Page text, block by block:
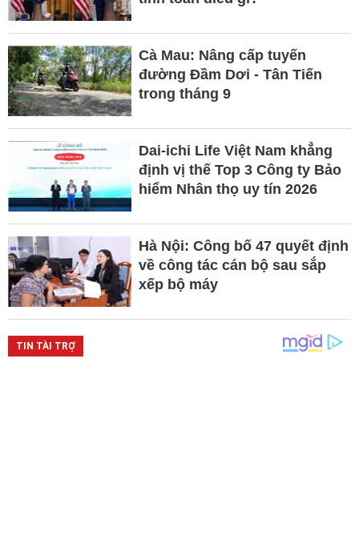
Cà Mau: Nâng cấp tuyến
đường Đầm Dơi - Tân Tiến
trong tháng 9
Dai-ichi Life Việt Nam khẳng
định vị thế Top 3 Công ty Bảo
hiểm Nhân thọ uy tín 2026
Hà Nội: Công bố 47 quyết định
về công tác cán bộ sau sắp
xếp bộ máy